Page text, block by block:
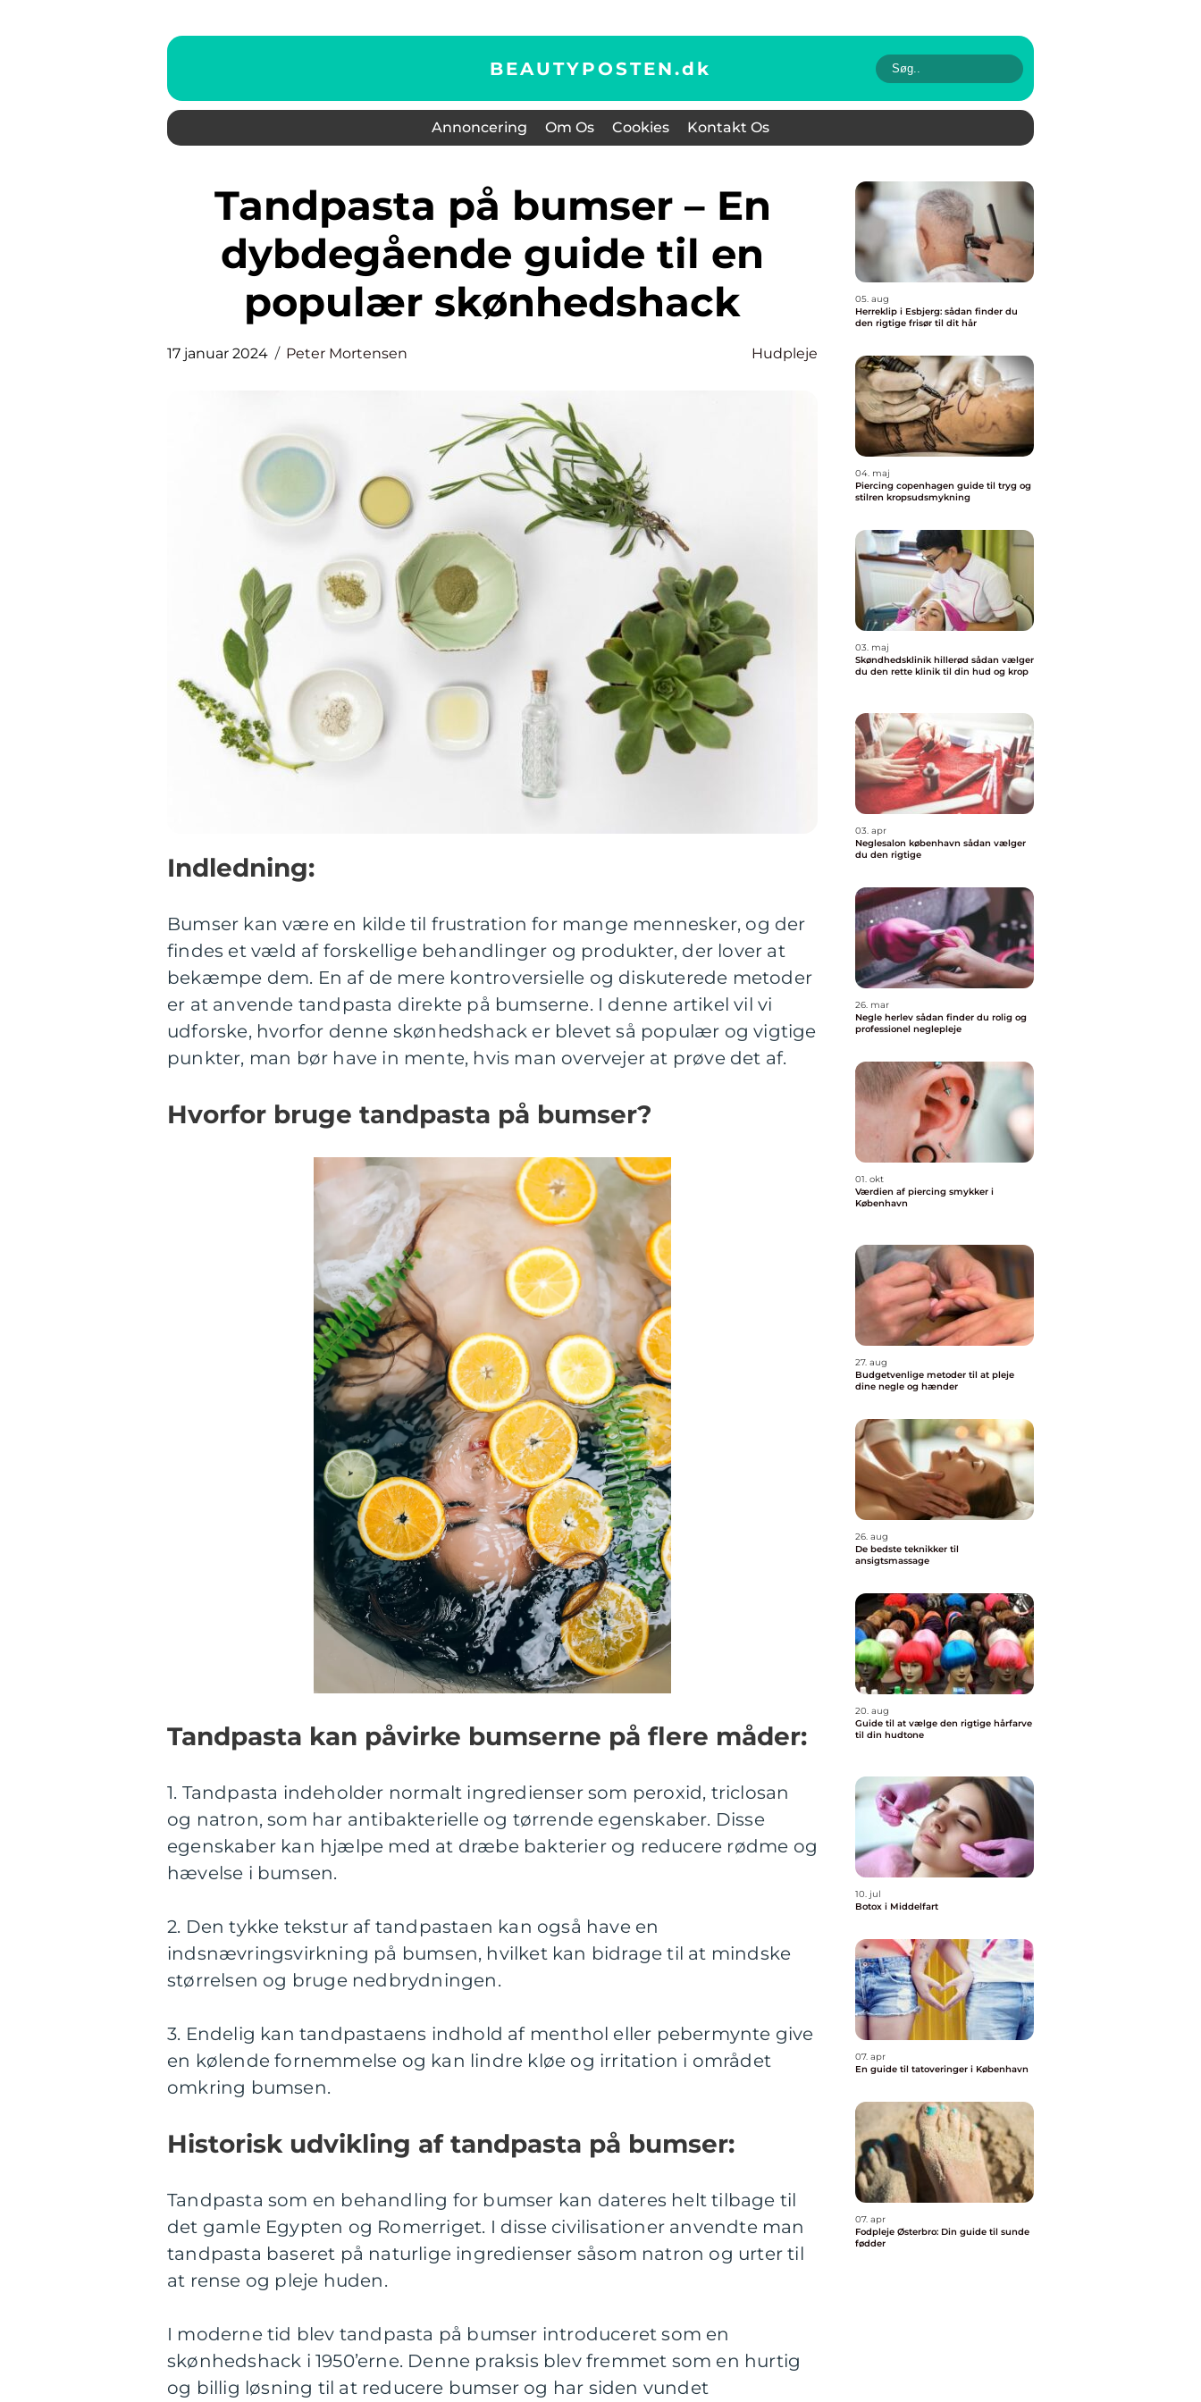
BEAUTYPOSTEN.dk
Annoncering Om Os Cookies Kontakt Os
Tandpasta på bumser – En
dybdegående guide til en
populær skønhedshack
17 januar 2024 Peter Mortensen Hudpleje
Indledning:
Bumser kan være en kilde til frustration for mange mennesker, og der
findes et væld af forskellige behandlinger og produkter, der lover at
bekæmpe dem. En af de mere kontroversielle og diskuterede metoder
er at anvende tandpasta direkte på bumserne. I denne artikel vil vi
udforske, hvorfor denne skønhedshack er blevet så populær og vigtige
punkter, man bør have in mente, hvis man overvejer at prøve det af.
Hvorfor bruge tandpasta på bumser?
Tandpasta kan påvirke bumserne på flere måder:
1. Tandpasta indeholder normalt ingredienser som peroxid, triclosan
og natron, som har antibakterielle og tørrende egenskaber. Disse
egenskaber kan hjælpe med at dræbe bakterier og reducere rødme og
hævelse i bumsen.
2. Den tykke tekstur af tandpastaen kan også have en
indsnævringsvirkning på bumsen, hvilket kan bidrage til at mindske
størrelsen og bruge nedbrydningen.
3. Endelig kan tandpastaens indhold af menthol eller pebermynte give
en kølende fornemmelse og kan lindre kløe og irritation i området
omkring bumsen.
Historisk udvikling af tandpasta på bumser:
Tandpasta som en behandling for bumser kan dateres helt tilbage til
det gamle Egypten og Romerriget. I disse civilisationer anvendte man
tandpasta baseret på naturlige ingredienser såsom natron og urter til
at rense og pleje huden.
I moderne tid blev tandpasta på bumser introduceret som en
skønhedshack i 1950’erne. Denne praksis blev fremmet som en hurtig
og billig løsning til at reducere bumser og har siden vundet
05. aug
Herreklip i Esbjerg: sådan finder du
den rigtige frisør til dit hår
04. maj
Piercing copenhagen guide til tryg og
stilren kropsudsmykning
03. maj
Skøndhedsklinik hillerød sådan vælger
du den rette klinik til din hud og krop
03. apr
Neglesalon københavn sådan vælger
du den rigtige
26. mar
Negle herlev sådan finder du rolig og
professionel neglepleje
01. okt
Værdien af piercing smykker i
København
27. aug
Budgetvenlige metoder til at pleje
dine negle og hænder
26. aug
De bedste teknikker til
ansigtsmassage
20. aug
Guide til at vælge den rigtige hårfarve
til din hudtone
10. jul
Botox i Middelfart
07. apr
En guide til tatoveringer i København
07. apr
Fodpleje Østerbro: Din guide til sunde
fødder